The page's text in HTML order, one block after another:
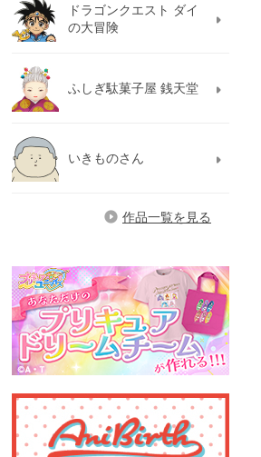
ドラゴンクエスト ダイ
の大冒険
ふしぎ駄菓子屋 銭天堂
いきものさん
作品一覧を見る